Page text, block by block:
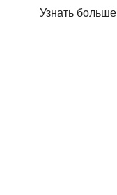
Узнать больше